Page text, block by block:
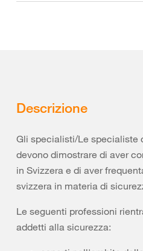
Descrizione
Gli specialisti/Le specialiste
devono dimostrare di aver
in Svizzera e di aver
svizzera in materia di
Le seguenti professioni
addetti alla sicurezza: